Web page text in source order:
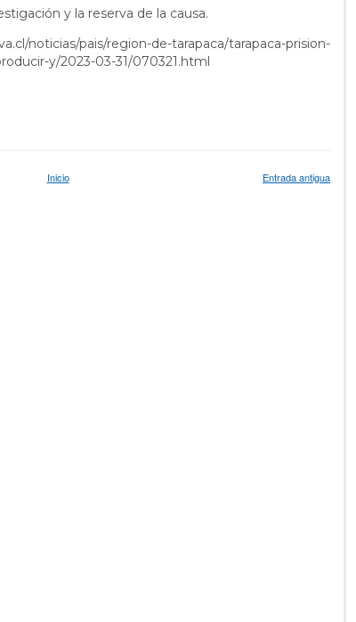
y la reserva de la causa.
noticias/pais/region-de-tarapaca/tarapaca-prision-
y/2023-03-31/070321.html
Entrada antigua
Inicio